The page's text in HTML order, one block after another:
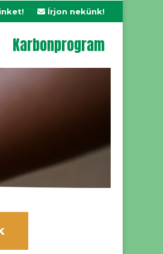
Írjon nekünk!
Karbonprogram